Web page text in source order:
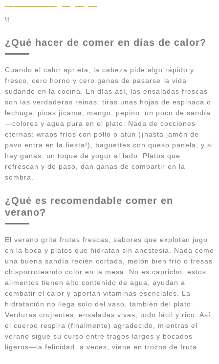
\t
¿Qué hacer de comer en días de calor?
Cuando el calor aprieta, la cabeza pide algo rápido y
fresco, cero horno y cero ganas de pasarse la vida
sudando en la cocina. En días así, las ensaladas frescas
son las verdaderas reinas: tiras unas hojas de espinaca o
lechuga, picas jícama, mango, pepino, un poco de sandía
—colores y agua pura en el plato. Nada de cocciones
eternas: wraps fríos con pollo o atún (¡hasta jamón de
pavo entra en la fiesta!), baguettes con queso panela, y si
hay ganas, un toque de yogur al lado. Platos que
refrescan y de paso, dan ganas de compartir en la
sombra.
¿Qué es recomendable comer en
verano?
El verano grita frutas frescas, sabores que explotan jugo
en la boca y platos que hidratan sin anestesia. Nada como
una buena sandía recién cortada, melón bien frío o fresas
chisporroteando color en la mesa. No es capricho: estos
alimentos tienen alto contenido de agua, ayudan a
combatir el calor y aportan vitaminas esenciales. La
hidratación no llega solo del vaso, también del plato.
Verduras crujientes, ensaladas vivas, todo fácil y rico. Así,
el cuerpo respira (finalmente) agradecido, mientras el
verano sigue su curso entre tragos largos y bocados
ligeros—la felicidad, a veces, viene en trozos de fruta.